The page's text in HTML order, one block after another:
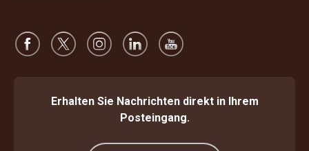
Erhalten Sie Nachrichten direkt in Ihrem
Posteingang.